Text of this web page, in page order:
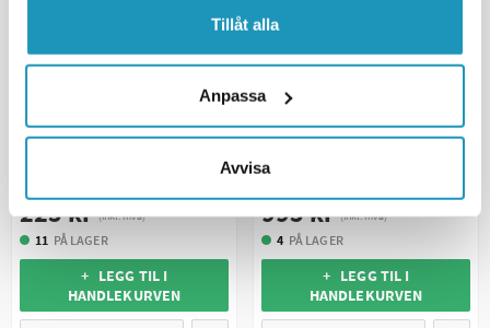
Tillåt alla
Anpassa
Avvisa
225 kr (inkl. mva)
11 PÅ LAGER
+ LEGG TIL I
HANDLEKURVEN
Plogfjær Warn Pro Vantage
995 kr (inkl. mva)
4 PÅ LAGER
+ LEGG TIL I
HANDLEKURVEN